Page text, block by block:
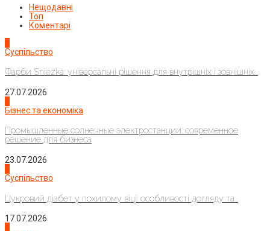
Нещодавні
Топ
Коментарі
Суспільство
Фарби Sniezka: універсальні рішення для внутрішніх і зовнішніх...
27.07.2026
Бізнес та економіка
Промышленные солнечные электростанции: современное
решение для бизнеса
23.07.2026
Суспільство
Цукровий діабет у похилому віці: особливості догляду та...
17.07.2026